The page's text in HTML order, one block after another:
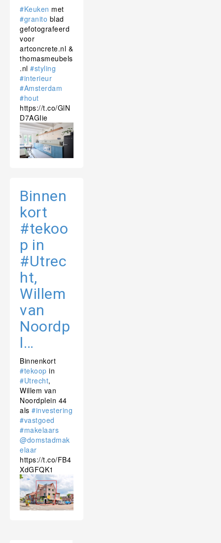
#Keuken met
#granito blad
gefotografeerd
voor
artconcrete.nl &
thomasmeubels
.nl #styling
#interieur
#Amsterdam
#hout
https://t.co/GlN
D7AGIie
Binnen
kort
#tekoo
p in
#Utrec
ht,
Willem
van
Noordp
l…
Binnenkort
#tekoop in
#Utrecht,
Willem van
Noordplein 44
als #investering
#vastgoed
#makelaars
@domstadmak
elaar
https://t.co/FB4
XdGFQK1